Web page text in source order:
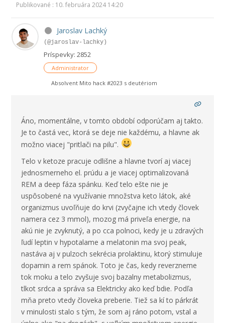
Publikované : 10. februára 2024 14:20
Jaroslav Lachký
(@jaroslav-lachky)
Príspevky: 2852
Administrator
Absolvent Mito hack #2023 s deutériom
Áno, momentálne, v tomto období odporúčam aj takto.
Je to častá vec, ktorá se deje nie každému, a hlavne ak
možno viacej "pritlači na pilu".
Telo v ketoze pracuje odlišne a hlavne tvorí aj viacej
jednosmerneho el. prúdu a je viacej optimalizovaná
REM a deep fáza spánku. Keď telo ešte nie je
uspôsobené na využívanie množstva keto látok, aké
organizmus uvoľňuje do krvi (zvyčajne ich vtedy človek
namera cez 3 mmol), mozog má priveľa energie, na
akú nie je zvyknutý, a po cca polnoci, kedy je u zdravých
ľudí leptin v hypotalame a melatonin ma svoj peak,
nastáva aj v pulzoch sekrécia prolaktinu, ktorý stimuluje
dopamin a rem spánok. Toto je čas, kedy reverzneme
tok moku a telo zvyšuje svoj bazalny metabolizmus,
tlkot srdca a správa sa Elektricky ako keď bdie. Podľa
mňa preto vtedy človeka preberie. Tiež sa kí to párkrát
v minulosti stalo s tým, že som aj ráno potom, vstal a